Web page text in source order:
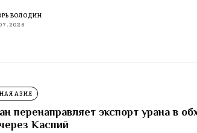
ВОЛОДИН
АЗИЯ
перенаправляет экспорт урана в
Каспий